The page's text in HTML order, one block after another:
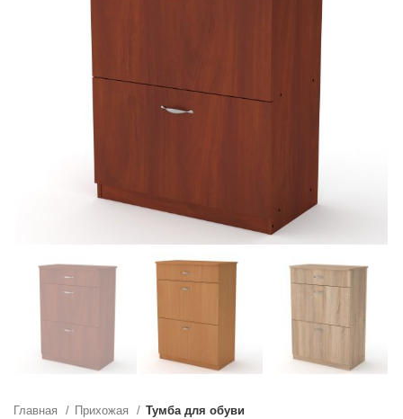
Главная Прихожая Тумба для обуви